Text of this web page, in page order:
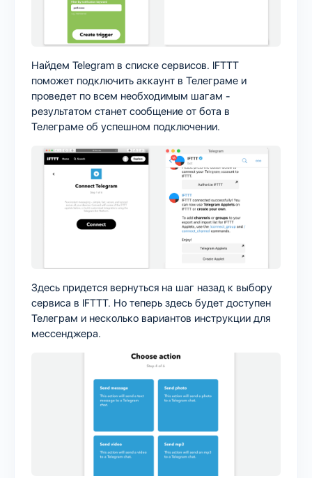
Найдем Telegram в списке сервисов. IFTTT
поможет подключить аккаунт в Телеграме и
проведет по всем необходимым шагам -
результатом станет сообщение от бота в
Телеграме об успешном подключении.
Здесь придется вернуться на шаг назад к выбору
сервиса в IFTTT. Но теперь здесь будет доступен
Телеграм и несколько вариантов инструкции для
мессенджера.